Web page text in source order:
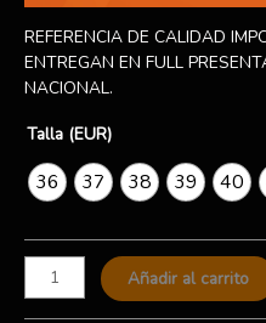
REFERENCIA DE CALIDAD
ENTREGAN EN FULL
NACIONAL.
Talla (EUR)
36 37 38 39 40
Añadir al carrito